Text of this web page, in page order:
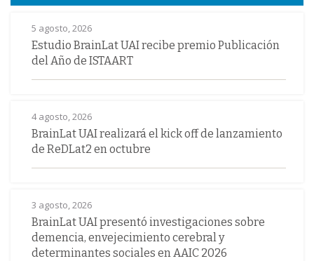
5 agosto, 2026
Estudio BrainLat UAI recibe premio Publicación
del Año de ISTAART
4 agosto, 2026
BrainLat UAI realizará el kick off de lanzamiento
de ReDLat2 en octubre
3 agosto, 2026
BrainLat UAI presentó investigaciones sobre
demencia, envejecimiento cerebral y
determinantes sociales en AAIC 2026